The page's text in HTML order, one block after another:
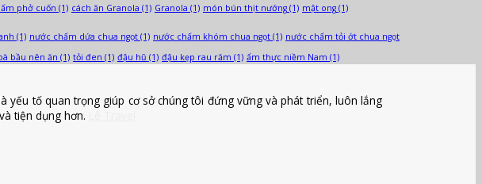
phở cuốn (1) cách ăn Granola (1) Granola (1) món bún thịt nướng (1) mật ong (1)
(1) nước chấm dứa chua ngọt (1) nước chấm khóm chua ngọt (1) nước chấm tỏi ớt chua ngọt
bầu nên ăn (1) tỏi đen (1) đậu hũ (1) đậu kẹp rau răm (1) ẩm thực niềm Nam (1)
yếu tố quan trọng giúp cơ sở chúng tôi đứng vững và phát triển, luôn lắng
tiện dụng hơn.